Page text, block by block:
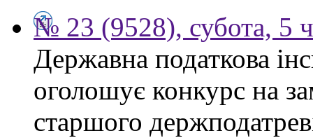
№ 23 (9528), субота, 5
Державна податкова
оголошує конкурс на
старшого